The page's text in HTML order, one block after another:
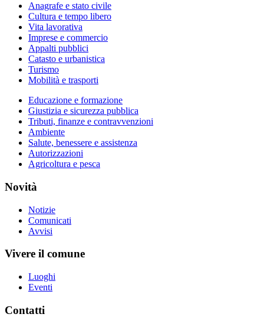
Anagrafe e stato civile
Cultura e tempo libero
Vita lavorativa
Imprese e commercio
Appalti pubblici
Catasto e urbanistica
Turismo
Mobilità e trasporti
Educazione e formazione
Giustizia e sicurezza pubblica
Tributi, finanze e contravvenzioni
Ambiente
Salute, benessere e assistenza
Autorizzazioni
Agricoltura e pesca
Novità
Notizie
Comunicati
Avvisi
Vivere il comune
Luoghi
Eventi
Contatti